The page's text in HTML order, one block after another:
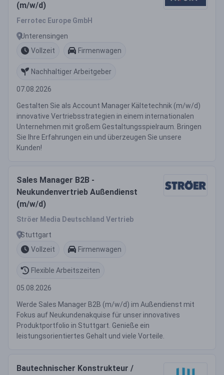
(m/w/d)
Ferrotec Europe GmbH
Unterensingen
Vollzeit
Firmenwagen
Nachhaltiger Arbeitgeber
07.08.2026
Gestalten Sie als Account Manager Kältetechnik (m/w/d)
innovative Vertriebsstrategien in einem internationalen
Unternehmen mit großem Gestaltungsspielraum. Bringen
Sie Ihre Erfahrungen ein und überzeugen Sie unsere
Kunden!
Sales Manager B2B -
Neukundenvertrieb Außendienst
(m/w/d)
Ströer Media Deutschland Vertrieb
Stuttgart
Vollzeit
Firmenwagen
Flexible Arbeitszeiten
05.08.2026
Werde Sales Manager B2B (m/w/d) im Außendienst mit
Fokus auf Neukundenakquise für unser innovatives
Produktportfolio in Stuttgart. Genieße ein
leistungsorientiertes Gehalt und viele Vorteile.
Bautechnischer Konstrukteur /